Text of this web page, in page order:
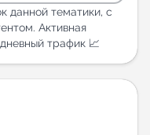
в Telegram
данной тематики, с
Активная
трафик 📈